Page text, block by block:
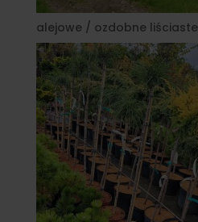
alejowe / ozdobne liściaste